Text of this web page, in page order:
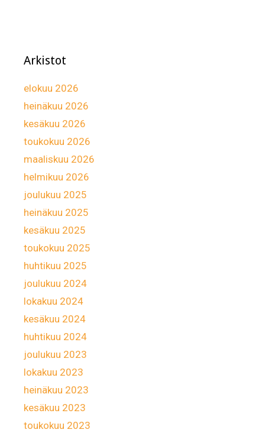
Arkistot
elokuu 2026
heinäkuu 2026
kesäkuu 2026
toukokuu 2026
maaliskuu 2026
helmikuu 2026
joulukuu 2025
heinäkuu 2025
kesäkuu 2025
toukokuu 2025
huhtikuu 2025
joulukuu 2024
lokakuu 2024
kesäkuu 2024
huhtikuu 2024
joulukuu 2023
lokakuu 2023
heinäkuu 2023
kesäkuu 2023
toukokuu 2023